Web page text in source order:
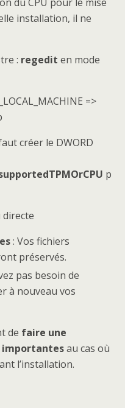
installation, il ne
: regedit en mode
=>
créer le DWORD
p
directe
: Vos fichiers
préservés.
pas besoin de
à nouveau vos
de faire une
importantesau cas où
l’installation.